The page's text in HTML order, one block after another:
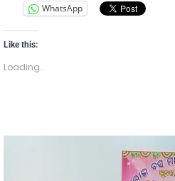
WhatsApp
Like this:
Loading...